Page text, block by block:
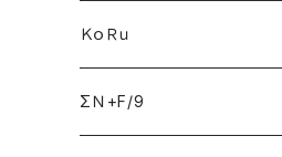
ＫｏＲｕ
ΣＮ+F/9